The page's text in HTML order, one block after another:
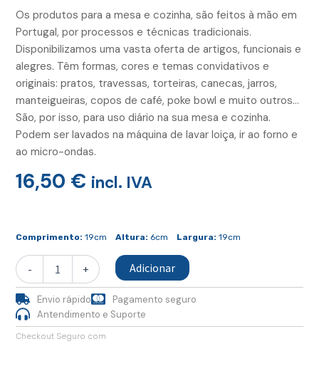
Os produtos para a mesa e cozinha, são feitos à mão em
Portugal, por processos e técnicas tradicionais.
Disponibilizamos uma vasta oferta de artigos, funcionais e
alegres. Têm formas, cores e temas convidativos e
originais: pratos, travessas, torteiras, canecas, jarros,
manteigueiras, copos de café, poke bowl e muito outros…
São, por isso, para uso diário na sua mesa e cozinha.
Podem ser lavados na máquina de lavar loiça, ir ao forno e
ao micro-ondas.
16,50 € incl. IVA
Comprimento: 19cm Altura: 6cm Largura: 19cm
-
Prato
Pão
Turquesa
+ Adicionar
Envio rápido
Pagamento seguro
Antendimento e Suporte
Checkout Seguro com